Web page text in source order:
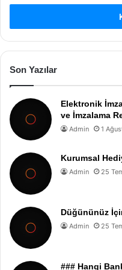
Son Yazılar
Elektronik
ve İmzalama
Admin 1
Kurumsal
Admin 25
Düğününüz
Admin 25
### Hangi